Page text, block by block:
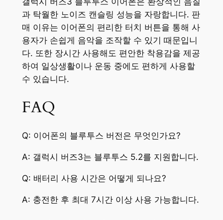
과 탁월한 노이즈 캔슬링 성능을 자랑합니다. 판
매 이유는 이어폰의 편리한 터치 버튼을 통해 사
용자가 손쉽게 음악을 조작할 수 있기 때문입니
다. 또한 장시간 사용해도 편안한 착용감을 제공
하여 일상생활이나 운동 중에도 편하게 사용할
수 있습니다.
FAQ
Q: 이어폰의 블루투스 버전은 무엇인가요?
A: 갤럭시 버즈3는 블루투스 5.2를 지원합니다.
Q: 배터리 사용 시간은 어떻게 되나요?
A: 충전한 후 최대 7시간 이상 사용 가능합니다.